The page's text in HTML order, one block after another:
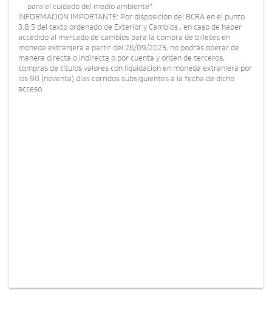
para el cuidado del medio ambiente”.
INFORMACION IMPORTANTE: Por disposición del BCRA en el punto
3.8.5 del texto ordenado de Exterior y Cambios , en caso de haber
accedido al mercado de cambios para la compra de billetes en
moneda extranjera a partir del 26/09/2025, no podrás operar de
manera directa o indirecta o por cuenta y orden de terceros,
compras de títulos valores con liquidación en moneda extranjera por
los 90 (noventa) días corridos subsiguientes a la fecha de dicho
acceso.